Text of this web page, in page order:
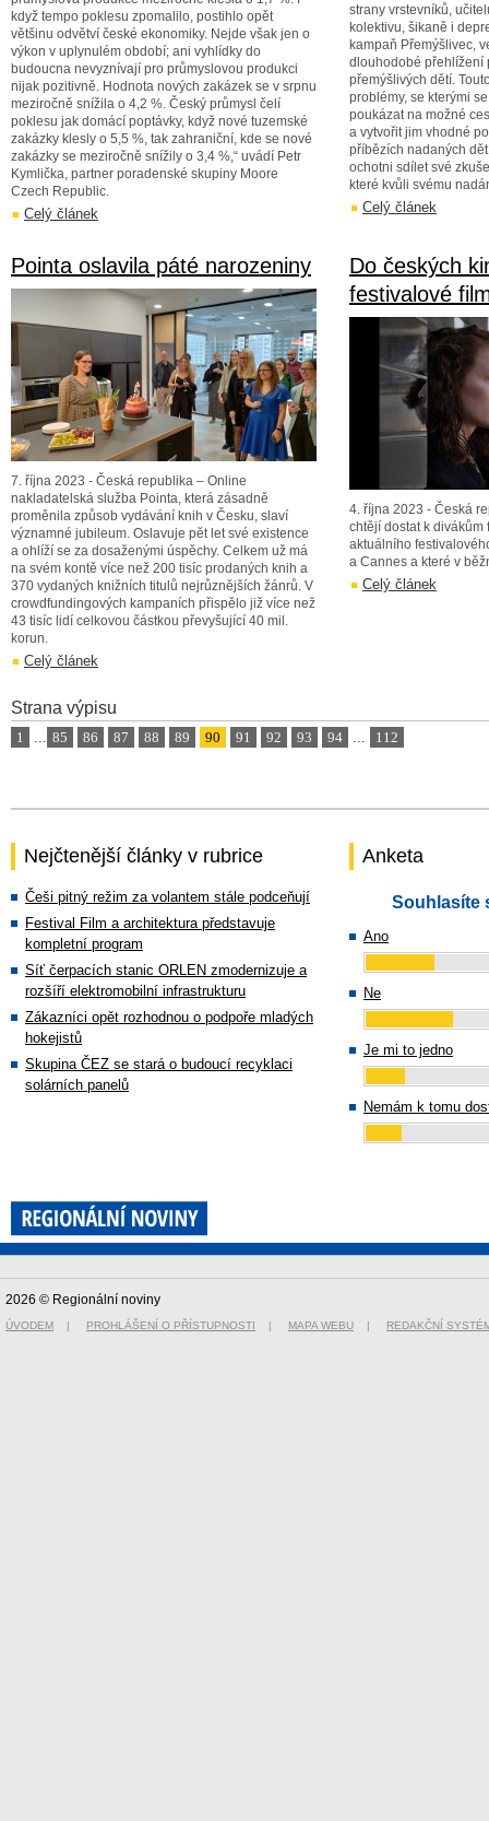
když tempo poklesu zpomalilo, postihlo opět
většinu odvětví české ekonomiky. Nejde však jen o
výkon v uplynulém období; ani vyhlídky do
budoucna nevyznívají pro průmyslovou produkci
nijak pozitivně. Hodnota nových zakázek se v srpnu
meziročně snížila o 4,2 %. Český průmysl čelí
poklesu jak domácí poptávky, když nové tuzemské
zakázky klesly o 5,5 %, tak zahraniční, kde se nové
zakázky se meziročně snížily o 3,4 %,“ uvádí Petr
Kymlička, partner poradenské skupiny Moore
Czech Republic.
Celý článek
strany vrstevníků,
kolektivu, šikaně i
kampaň Přemýšlivec,
dlouhodobé přehlížení
přemýšlivých dětí.
problémy, se kterými
poukázat na možné
a vytvořit jim vhodné
příbězích nadaných
ochotni sdílet své
které kvůli svému
Celý článek
Pointa oslavila páté narozeniny
7. října 2023 - Česká republika – Online
nakladatelská služba Pointa, která zásadně
proměnila způsob vydávání knih v Česku, slaví
významné jubileum. Oslavuje pět let své existence
a ohlíží se za dosaženými úspěchy. Celkem už má
na svém kontě více než 200 tisíc prodaných knih a
370 vydaných knižních titulů nejrůznějších žánrů. V
crowdfundingových kampaních přispělo již více než
43 tisíc lidí celkovou částkou převyšující 40 mil.
korun.
Celý článek
Do českých
festivalové
4. října 2023 - Česká
chtějí dostat k divákům
aktuálního
a Cannes a které v
Celý článek
Strana výpisu
1 ... 85 86 87 88 89 90 91 92 93 94 ... 112
Nejčtenější články v rubrice
Češi pitný režim za volantem stále podceňují
Festival Film a architektura představuje
kompletní program
Síť čerpacích stanic ORLEN zmodernizuje a
rozšíří elektromobilní infrastrukturu
Zákazníci opět rozhodnou o podpoře mladých
hokejistů
Skupina ČEZ se stará o budoucí recyklaci
solárních panelů
Anketa
Souhlasíte
Ano
Ne
Je mi to jedno
Nemám k tomu
2026 © Regionální noviny
ÚVODEM | PROHLÁŠENÍ O PŘÍSTUPNOSTI | MAPA WEBU | REDAKČNÍ